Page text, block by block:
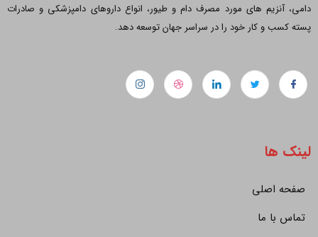
دامی، آنزیم های مورد مصرف دام و طیور، انواع داروهای دامپزشکی و صادرات
پسته کسب و کار خود را در سراسر جهان توسعه دهد.
لینک ها
صفحه اصلی
تماس با ما